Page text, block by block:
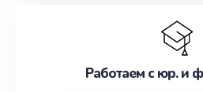
Работаем с юр. и